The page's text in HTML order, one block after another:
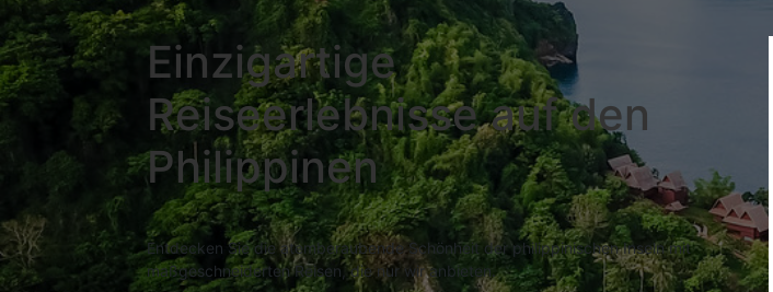
Einzigartige
Reiseerlebnisse auf den
Philippinen
Entdecken Sie die atemberaubende Schönheit der philippinischen Inseln mit
maßgeschneiderten Reisen, die nur wir anbieten.